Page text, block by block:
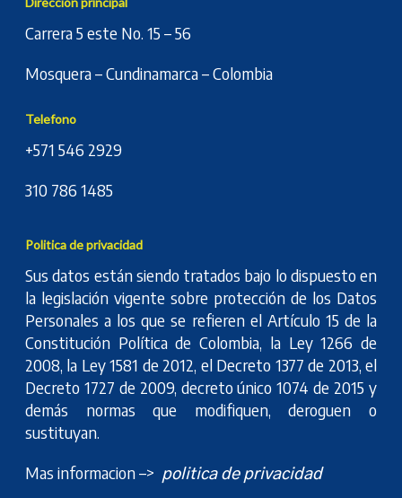
Carrera 5 este No. 15 – 56
Mosquera – Cundinamarca – Colombia
Telefono
+571 546 2929
310 786 1485
Politica de privacidad
Sus datos están siendo tratados bajo lo dispuesto en
la legislación vigente sobre protección de los Datos
Personales a los que se refieren el Artículo 15 de la
Constitución Política de Colombia, la Ley 1266 de
2008, la Ley 1581 de 2012, el Decreto 1377 de 2013, el
Decreto 1727 de 2009, decreto único 1074 de 2015 y
demás normas que modifiquen, deroguen o
sustituyan.
Mas informacion –> politica de privacidad